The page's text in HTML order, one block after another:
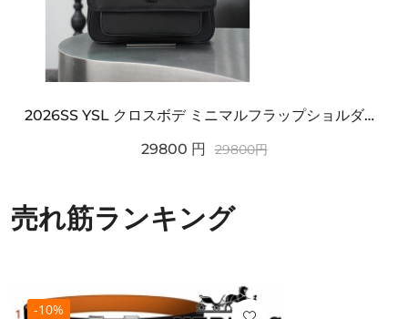
2026SS YSL クロスボデ ミニマルフラップショルダー SAINT LAURENT サンロ...
29800 円 29800円
売れ筋ランキング
-10%